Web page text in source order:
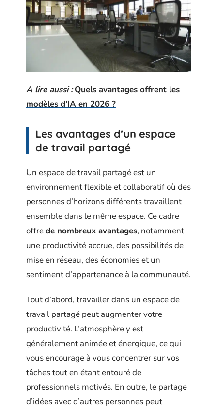
A lire aussi : Quels avantages offrent les
modèles d'IA en 2026 ?
Les avantages d’un espace
de travail partagé
Un espace de travail partagé est un
environnement flexible et collaboratif où des
personnes d’horizons différents travaillent
ensemble dans le même espace. Ce cadre
offrede nombreux avantages, notamment
une productivité accrue, des possibilités de
mise en réseau, des économies et un
sentiment d’appartenance à la communauté.
Tout d’abord, travailler dans un espace de
travail partagé peut augmenter votre
productivité. L’atmosphère y est
généralement animée et énergique, ce qui
vous encourage à vous concentrer sur vos
tâches tout en étant entouré de
professionnels motivés. En outre, le partage
d’idées avec d’autres personnes peut